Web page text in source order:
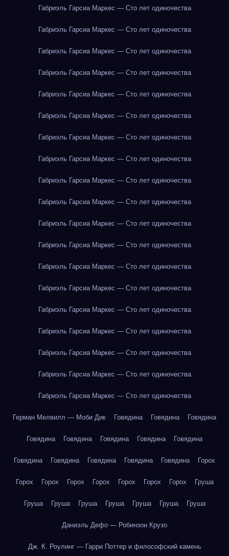
Габриэль Гарсиа Маркес — Сто лет одиночества
Габриэль Гарсиа Маркес — Сто лет одиночества
Габриэль Гарсиа Маркес — Сто лет одиночества
Габриэль Гарсиа Маркес — Сто лет одиночества
Габриэль Гарсиа Маркес — Сто лет одиночества
Габриэль Гарсиа Маркес — Сто лет одиночества
Габриэль Гарсиа Маркес — Сто лет одиночества
Габриэль Гарсиа Маркес — Сто лет одиночества
Габриэль Гарсиа Маркес — Сто лет одиночества
Габриэль Гарсиа Маркес — Сто лет одиночества
Габриэль Гарсиа Маркес — Сто лет одиночества
Габриэль Гарсиа Маркес — Сто лет одиночества
Габриэль Гарсиа Маркес — Сто лет одиночества
Габриэль Гарсиа Маркес — Сто лет одиночества
Габриэль Гарсиа Маркес — Сто лет одиночества
Габриэль Гарсиа Маркес — Сто лет одиночества
Габриэль Гарсиа Маркес — Сто лет одиночества
Габриэль Гарсиа Маркес — Сто лет одиночества
Габриэль Гарсиа Маркес — Сто лет одиночества
Герман Мелвилл — Моби Дик Говядина Говядина Говядина
Говядина Говядина Говядина Говядина Говядина
Говядина Говядина Говядина Говядина Говядина Горох
Горох Горох Горох Горох Горох Горох Горох Груша
Груша Груша Груша Груша Груша Груша Груша
Даниэль Дефо — Робинзон Крузо
Дж. К. Роулинг — Гарри Поттер и философский камень